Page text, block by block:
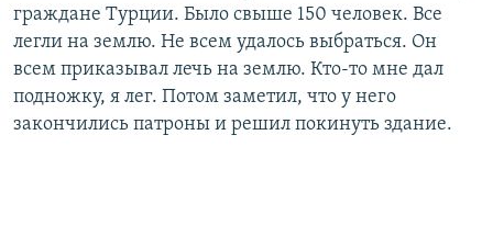
граждане Турции. Было свыше 150 человек. Все
легли на землю. Не всем удалось выбраться. Он
всем приказывал лечь на землю. Кто-то мне дал
подножку, я лег. Потом заметил, что у него
закончились патроны и решил покинуть здание.